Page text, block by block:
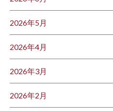
2026年5月
2026年4月
2026年3月
2026年2月